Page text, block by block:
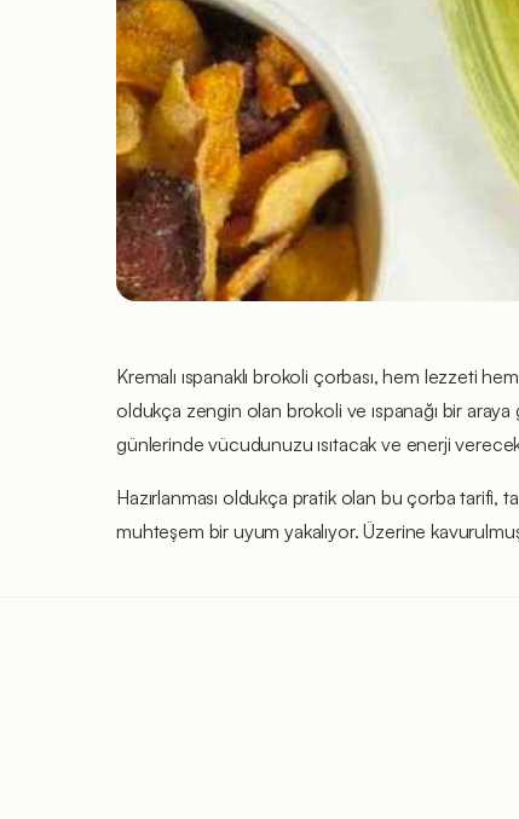
Kremalı ıspanaklı brokoli çorbası, hem lezzeti
oldukça zengin olan brokoli ve ıspanağı bir
günlerinde vücudunuzu ısıtacak ve enerji
Hazırlanması oldukça pratik olan bu çorba tarifi,
muhteşem bir uyum yakalıyor. Üzerine